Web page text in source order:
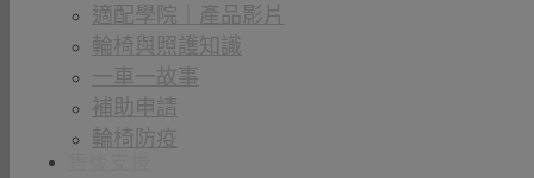
適配學院｜產品影片
輪椅與照護知識
一車一故事
補助申請
輪椅防疫